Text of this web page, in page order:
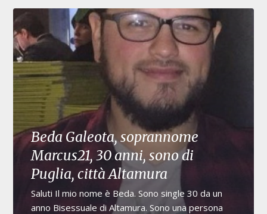
Beda Galeota, soprannome
Marcus21, 30 anni, sono di
Puglia, città Altamura
Saluti Il mio nome è Beda. Sono single 30 da un
anno Bisessuale di Altamura. Sono una persona